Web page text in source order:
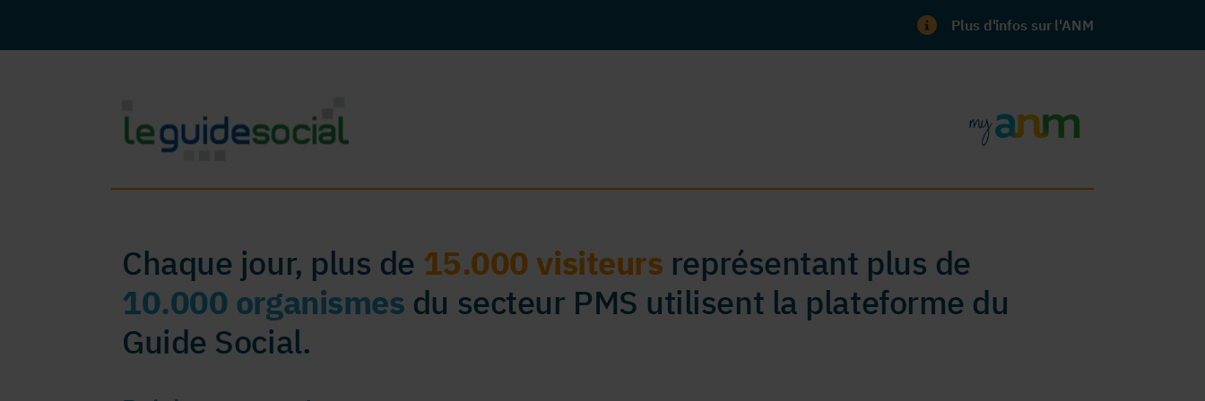
Plus d'infos sur l'ANM
Chaque jour, plus de 15.000 visiteurs représentant plus de
10.000 organismes du secteur PMS utilisent la plateforme du
Guide Social.